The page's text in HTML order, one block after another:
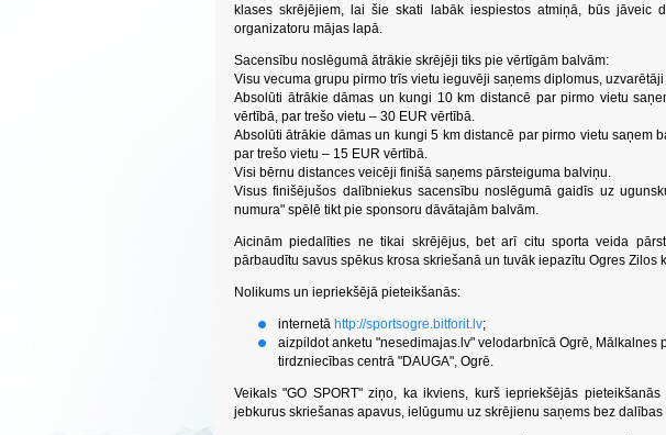
klases skrējējiem, lai šie skati labāk iespiestos atmiņā, būs jāveic
organizatoru mājas lapā.
Sacensību noslēgumā ātrākie skrējēji tiks pie vērtīgām balvām:
Visu vecuma grupu pirmo trīs vietu ieguvēji saņems diplomus,
Absolūti ātrākie dāmas un kungi 10 km distancē par pirmo vietu
vērtībā, par trešo vietu – 30 EUR vērtībā.
Absolūti ātrākie dāmas un kungi 5 km distancē par pirmo vietu saņem
par trešo vietu – 15 EUR vērtībā.
Visi bērnu distances veicēji finišā saņems pārsteiguma balviņu.
Visus finišējušos dalībniekus sacensību noslēgumā gaidīs uz
numura" spēlē tikt pie sponsoru dāvātajām balvām.
Aicinām piedalīties ne tikai skrējējus, bet arī citu sporta veida
pārbaudītu savus spēkus krosa skriešanā un tuvāk iepazītu Ogres Zilos
Nolikums un iepriekšējā pieteikšanās:
internetā http://sportsogre.bitforit.lv;
aizpildot anketu "nesedimajas.lv" velodarbnīcā Ogrē, Mālkalnes
tirdzniecības centrā "DAUGA", Ogrē.
Veikals "GO SPORT" ziņo, ka ikviens, kurš iepriekšējās
jebkurus skriešanas apavus, ielūgumu uz skrējienu saņems bez dalības